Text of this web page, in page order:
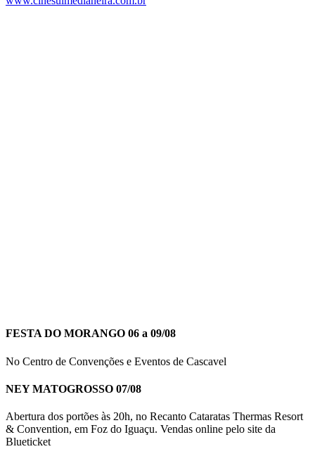
FESTA DO MORANGO 06 a 09/08
No Centro de Convenções e Eventos de Cascavel
NEY MATOGROSSO 07/08
Abertura dos portões às 20h, no Recanto Cataratas Thermas Resort
& Convention, em Foz do Iguaçu. Vendas online pelo site da
Blueticket